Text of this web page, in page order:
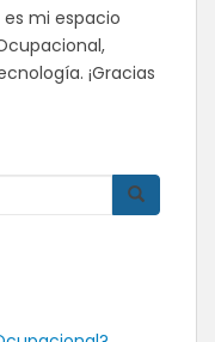
mi espacio
¡Gracias